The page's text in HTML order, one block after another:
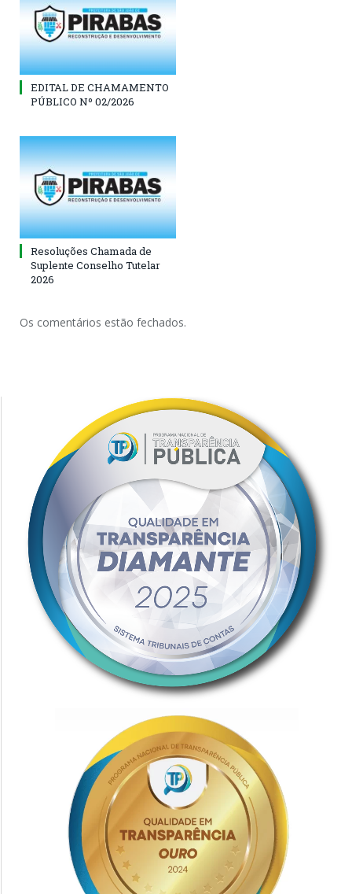
EDITAL DE CHAMAMENTO
PÚBLICO Nº 02/2026
Resoluções Chamada de
Suplente Conselho Tutelar
2026
Os comentários estão fechados.